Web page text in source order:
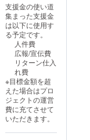
支援金の使い道
集まった支援金
は以下に使用す
る予定です。
人件費
広報/宣伝費
リターン仕入
れ費
※目標金額を超
えた場合はプロ
ジェクトの運営
費に充てさせて
いただきます。